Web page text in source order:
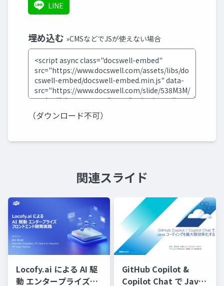
LINE
埋め込む »CMSなどでJSが使えない場合
（ダウンロード不可）
関連スライド
Locofy.ai による AI 駆
動 エンタープライズフ
GitHub Copilot &
Copilot Chat で Java